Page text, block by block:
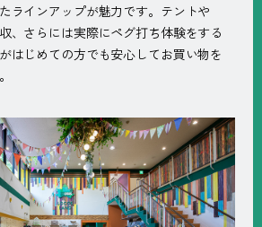
ラインアップが魅力です。テントや
、さらには実際にペグ打ち体験をする
はじめての方でも安心してお買い物を